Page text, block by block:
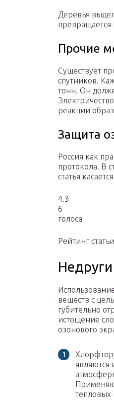
Деревья
превращается
Прочие
Существует
спутников.
тонн. Он
реакции
Защита
Россия как
протокола. В
статья
4.3
6
голоса
Рейтинг статьи
веществ с
губительно
истощение
озонового
являются
тепловых